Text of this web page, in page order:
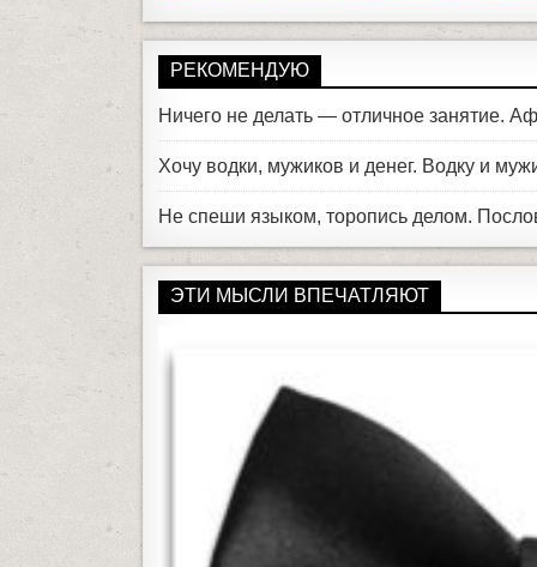
РЕКОМЕНДУЮ
Ничего не делать — отличное занятие.
Хочу водки, мужиков и денег. Водку и
Не спеши языком, торопись делом.
ЭТИ МЫСЛИ ВПЕЧАТЛЯЮТ